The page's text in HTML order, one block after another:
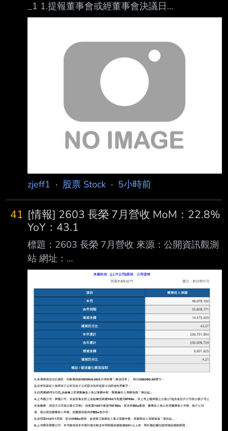
_1 1.提報董事會或經董事會決議日
期:115/08/07 2.審計委員會通過日期:115/08/07
(XXX/XX/XX~XXX/XX/XX):115/01/01~115/06/
30 4.1月1日累計至本期止營業收入(仟
元):220,979 5.1月1日累計至本期止營業毛利(毛
損) (仟元):172,985 6.1月1日累計至本期止營業
利益(損失) (仟元):(10,5
zjeff1 · 股票 Stock · 5小時前
41 [情報] 2603 長榮 7月營收 MoM：22.8%
YoY：43.1
標題：2603 長榮 7月營收 來源：公開資訊觀測
站 網址：
https://mopsov.twse.com.tw/mops/web/t05st10
_ifrs 內文： https://i.urusai.cc/VRmSu.png
Fugle營收整理： https://i.urusai.cc/Ujduo.png
應該沒人在乎 >//< --